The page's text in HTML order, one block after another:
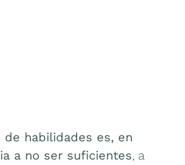
habilidades es, en
a no ser suficientes, a